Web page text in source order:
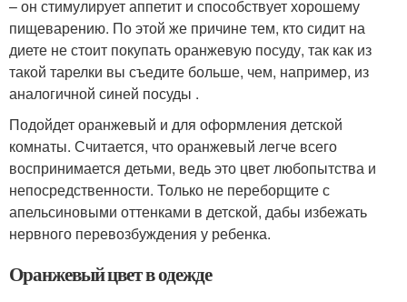
– он стимулирует аппетит и способствует хорошему
пищеварению. По этой же причине тем, кто сидит на
диете не стоит покупать оранжевую посуду, так как из
такой тарелки вы съедите больше, чем, например, из
аналогичной синей посуды .
Подойдет оранжевый и для оформления детской
комнаты. Считается, что оранжевый легче всего
воспринимается детьми, ведь это цвет любопытства и
непосредственности. Только не переборщите с
апельсиновыми оттенками в детской, дабы избежать
нервного перевозбуждения у ребенка.
Оранжевый цвет в одежде